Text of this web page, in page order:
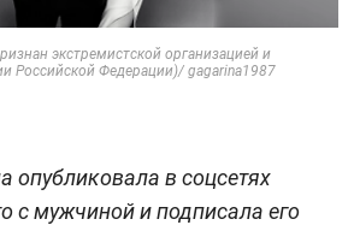
экстремистской организацией и
Российской Федерации)/ gagarina1987
опубликовала в соцсетях
с мужчиной и подписала его